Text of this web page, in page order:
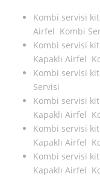
Kombi servisi
Airfel Kombi
Kombi servisi
Kapaklı Airfel
Kombi servisi
Servisi
Kombi servisi
Kapaklı Airfel
Kombi servisi
Kapaklı Airfel
Kombi servisi
Kapaklı Airfel